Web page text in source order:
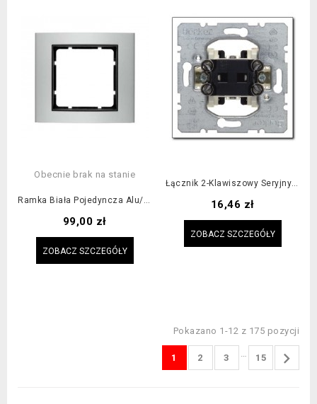
Obecnie brak na stanie
Ramka Biała Pojedyncza Alu/antracyt / KUPUJESZ WIĘCEJ? NAPISZ! ZROBIMY...
Cena
99,00 zł
ZOBACZ SZCZEGÓŁY
Łącznik 2-Klawiszowy Seryjny (świecznikowy), Mechanizm,...
Cena
16,46 zł
ZOBACZ SZCZEGÓŁY
Pokazano 1-12 z 175 pozycji
1 2 3 … 15 